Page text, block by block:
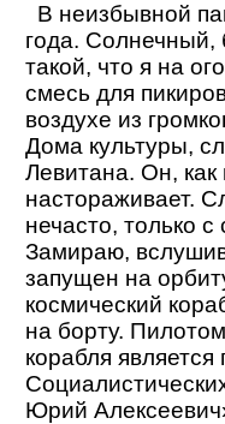
В неизбывной
года. Солнечный,
такой, что я на
смесь для
воздухе из
Дома культуры,
Левитана. Он, как
настораживает.
нечасто, только
Замираю,
запущен на
космический
на борту.
корабля
Юрий